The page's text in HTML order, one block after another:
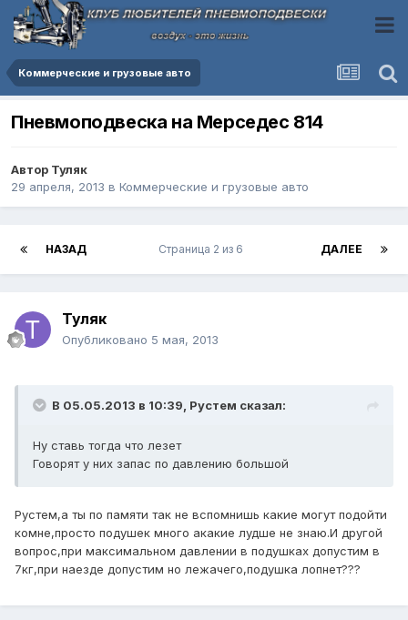
Коммерческие и грузовые авто
Пневмоподвеска на Мерседес 814
Автор Туляк
29 апреля, 2013 в Коммерческие и грузовые авто
НАЗАД ДАЛЕЕ
Страница 2 из 6
Туляк
Опубликовано 5 мая, 2013
В 05.05.2013 в 10:39, Рустем сказал:
Ну ставь тогда что лезет
Говорят у них запас по давлению большой
Рустем,а ты по памяти так не вспомнишь какие могут подойти
комне,просто подушек много акакие лудше не знаю.И другой
вопрос,при максимальном давлении в подушках допустим в
7кг,при наезде допустим но лежачего,подушка лопнет???